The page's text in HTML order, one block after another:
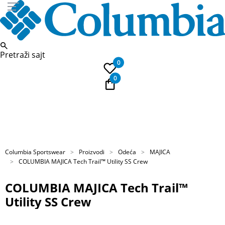
Pretraži sajt
0
0
Columbia Sportswear Proizvodi Odeća
MAJICA
COLUMBIA MAJICA Tech Trail™ Utility SS Crew
COLUMBIA MAJICA Tech Trail™
Utility SS Crew